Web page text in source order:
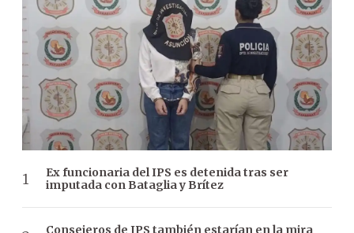
Ex funcionaria del IPS es detenida tras ser
imputada con Bataglia y Brítez
Consejeros de IPS también estarían en la mira